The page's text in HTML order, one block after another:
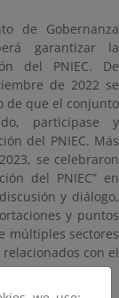
de Gobernanza
garantizar la
del PNIEC. De
de 2022 se
de que el conjunto
participase y
del PNIEC. Más
se celebraron
del PNIEC” en
y diálogo,
y puntos
múltiples sectores
con el